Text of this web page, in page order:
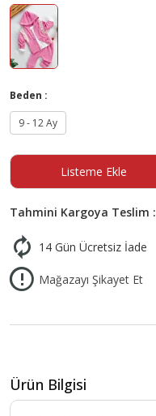
Beden :
9 - 12 Ay
Listeme Ekle
Tahmini Kargoya Teslim :
14 Gün Ücretsiz İade
Mağazayı Şikayet Et
Ürün Bilgisi